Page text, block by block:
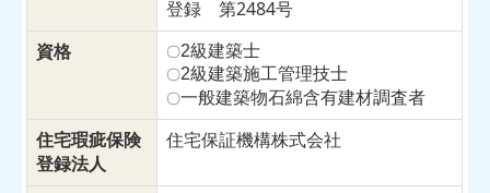
登録 第2484号
資格
〇2級建築士
〇2級建築施工管理技士
〇一般建築物石綿含有建材調査者
住宅瑕疵保険
登録法人
住宅保証機構株式会社